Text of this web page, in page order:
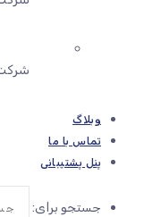
وبلاگ
تماس با ما
پنل پشتیبانی
جستجو برای: